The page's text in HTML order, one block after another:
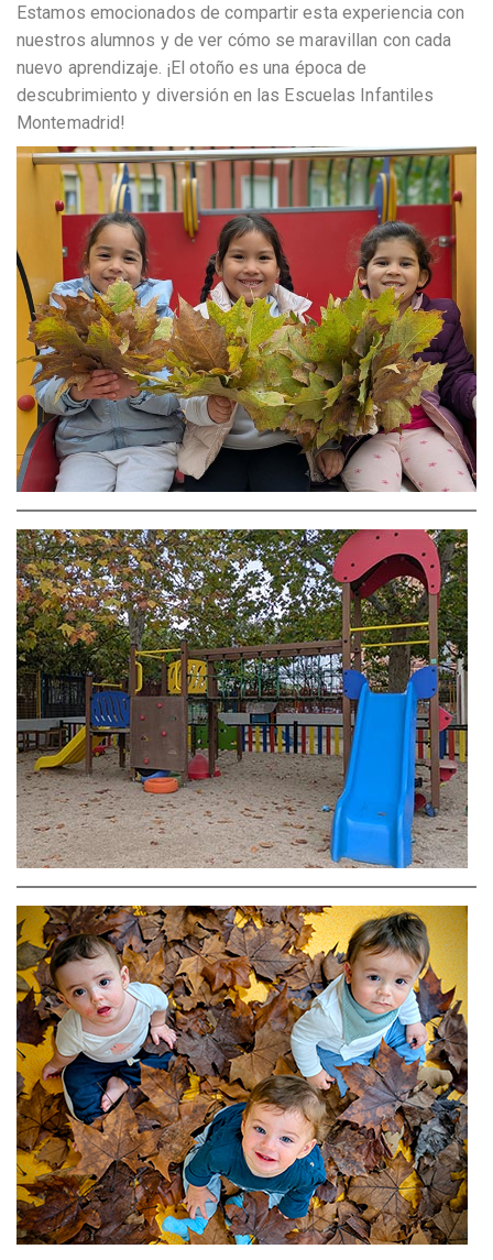
Estamos emocionados de compartir esta experiencia con
nuestros alumnos y de ver cómo se maravillan con cada
nuevo aprendizaje. ¡El otoño es una época de
descubrimiento y diversión en las Escuelas Infantiles
Montemadrid!